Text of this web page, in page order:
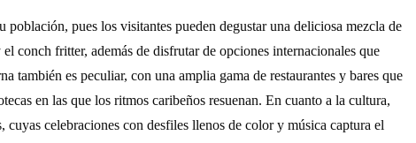
pues los visitantes pueden degustar una deliciosa mezcla de
conch fritter, además de disfrutar de opciones internacionales que
también es peculiar, con una amplia gama de restaurantes y bares que
en las que los ritmos caribeños resuenan. En cuanto a la cultura,
celebraciones con desfiles llenos de color y música captura el